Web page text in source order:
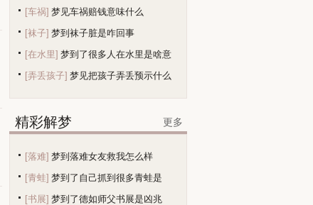
兆 [车祸] 梦见车祸赔钱意味什么
[袜子] 梦到袜子脏是咋回事
[在水里] 梦到了很多人在水里是啥意
[弄丢孩子] 梦见把孩子弄丢预示什么
精彩解梦 更多
[落难] 梦到落难女友救我怎么样
[青蛙] 梦到了自己抓到很多青蛙是
[书展] 梦到了德如师父书展是凶兆